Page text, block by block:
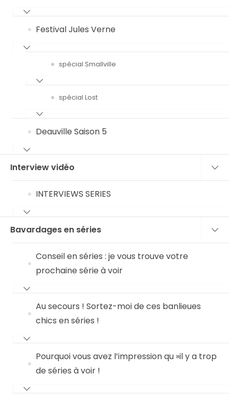
Festival Jules Verne
spécial Smallville
spécial Lost
Deauville Saison 5
Interview vidéo
INTERVIEWS SERIES
Bavardages en séries
Conseil en séries : je vous trouve votre
prochaine série à voir
Au secours ! Sortez-moi de ces banlieues
chics en séries !
Pourquoi vous avez l’impression qu »il y a trop
de séries à voir !